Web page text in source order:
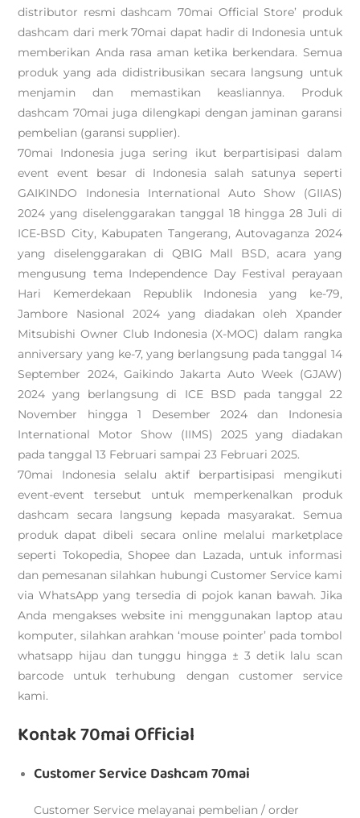
distributor resmi dashcam 70mai Official Store’ produk
dashcam dari merk 70mai dapat hadir di Indonesia untuk
memberikan Anda rasa aman ketika berkendara. Semua
produk yang ada didistribusikan secara langsung untuk
menjamin dan memastikan keasliannya. Produk
dashcam 70mai juga dilengkapi dengan jaminan garansi
pembelian (garansi supplier).
70mai Indonesia juga sering ikut berpartisipasi dalam
event event besar di Indonesia salah satunya seperti
GAIKINDO Indonesia International Auto Show (GIIAS)
2024 yang diselenggarakan tanggal 18 hingga 28 Juli di
ICE-BSD City, Kabupaten Tangerang, Autovaganza 2024
yang diselenggarakan di QBIG Mall BSD, acara yang
mengusung tema Independence Day Festival perayaan
Hari Kemerdekaan Republik Indonesia yang ke-79,
Jambore Nasional 2024 yang diadakan oleh Xpander
Mitsubishi Owner Club Indonesia (X-MOC) dalam rangka
anniversary yang ke-7, yang berlangsung pada tanggal 14
September 2024, Gaikindo Jakarta Auto Week (GJAW)
2024 yang berlangsung di ICE BSD pada tanggal 22
November hingga 1 Desember 2024 dan Indonesia
International Motor Show (IIMS) 2025 yang diadakan
pada tanggal 13 Februari sampai 23 Februari 2025.
70mai Indonesia selalu aktif berpartisipasi mengikuti
event-event tersebut untuk memperkenalkan produk
dashcam secara langsung kepada masyarakat. Semua
produk dapat dibeli secara online melalui marketplace
seperti Tokopedia, Shopee dan Lazada, untuk informasi
dan pemesanan silahkan hubungi Customer Service kami
via WhatsApp yang tersedia di pojok kanan bawah. Jika
Anda mengakses website ini menggunakan laptop atau
komputer, silahkan arahkan ‘mouse pointer’ pada tombol
whatsapp hijau dan tunggu hingga ± 3 detik lalu scan
barcode untuk terhubung dengan customer service
kami.
Kontak 70mai Official
Customer Service Dashcam 70mai
Customer Service melayanai pembelian / order